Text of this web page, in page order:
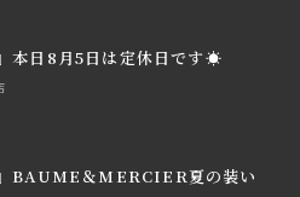
本日8月5日は定休日です☀
』BAUME＆MERCIER夏の装い